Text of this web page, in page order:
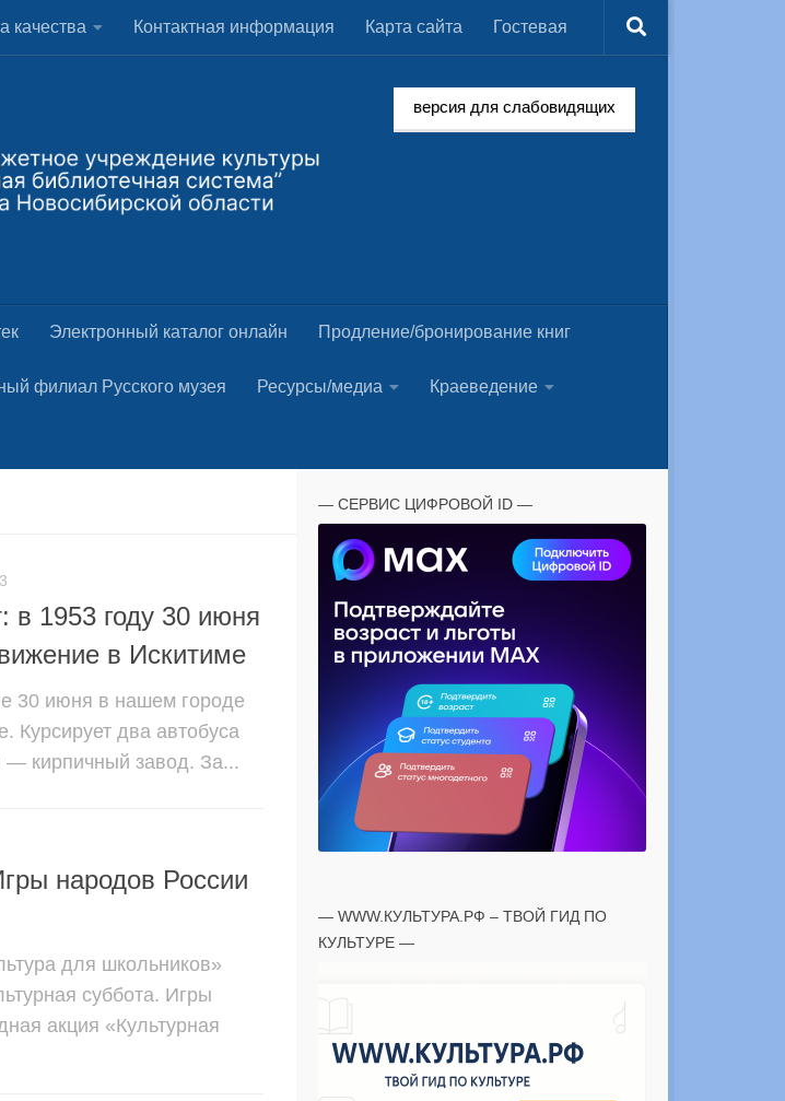
качества Контактная информация Карта сайта Гостевая
версия для слабовидящих
Электронный каталог онлайн Продление/бронирование книг
филиал Русского музея Ресурсы/медиа Краеведение
в 1953 году 30 июня
в Искитиме
30 июня в нашем городе
Курсирует два автобуса
— кирпичный завод. За...
народов России
для школьников»
суббота. Игры
акция «Культурная
— СЕРВИС ЦИФРОВОЙ ID —
— WWW.КУЛЬТУРА.РФ – ТВОЙ ГИД ПО
КУЛЬТУРЕ —